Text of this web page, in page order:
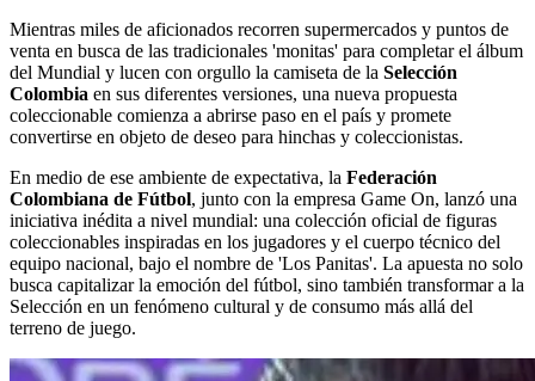
Mientras miles de aficionados recorren supermercados y puntos de
venta en busca de las tradicionales 'monitas' para completar el álbum
del Mundial y lucen con orgullo la camiseta de la Selección
Colombia en sus diferentes versiones, una nueva propuesta
coleccionable comienza a abrirse paso en el país y promete
convertirse en objeto de deseo para hinchas y coleccionistas.
En medio de ese ambiente de expectativa, la Federación
Colombiana de Fútbol, junto con la empresa Game On, lanzó una
iniciativa inédita a nivel mundial: una colección oficial de figuras
coleccionables inspiradas en los jugadores y el cuerpo técnico del
equipo nacional, bajo el nombre de 'Los Panitas'. La apuesta no solo
busca capitalizar la emoción del fútbol, sino también transformar a la
Selección en un fenómeno cultural y de consumo más allá del
terreno de juego.